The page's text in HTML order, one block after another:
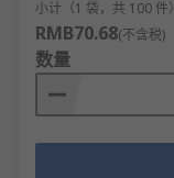
小计（1 袋，共 100 件）
RMB70.68(不含税)
数量